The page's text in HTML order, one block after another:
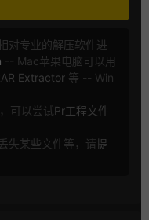
对专业的解压软件进
-- Mac苹果电脑可以用
Extractor 等 -- Win
可以尝试Pr工程文件
失某些文件等，请提